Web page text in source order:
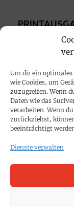
Um dir ein
wie Cookies, um
zuzugreifen. Wenn
Daten wie das
verarbeiten. Wenn
zurückziehst,
beeinträchtigt
Dienste verwalten
Mediadaten
Impressum
SPENDEN
Datenschutz
KONTAKT